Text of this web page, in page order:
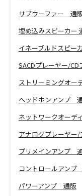
サブウーファー 通
埋め込みスピーカー
イネーブルドスピー
SACDプレーヤー/
ヘッドホンアンプ
プリメインアンプ
コントロールアン
パワーアンプ 通販